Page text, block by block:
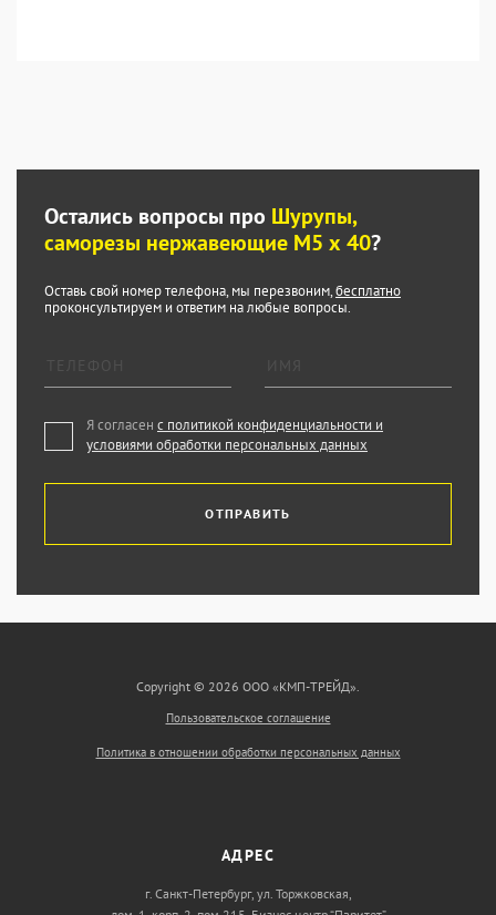
Остались вопросы про Шурупы,
саморезы нержавеющие М5 х 40?
Оставь свой номер телефона, мы перезвоним,бесплатно
проконсультируем и ответим на любые вопросы.
Я согласен с политикой конфиденциальности и
условиями обработки персональных данных
ОТПРАВИТЬ
Copyright © 2026 ООО «КМП-ТРЕЙД».
Пользовательское соглашение
Политика в отношении обработки персональных данных
АДРЕС
г. Санкт-Петербург, ул. Торжковская,